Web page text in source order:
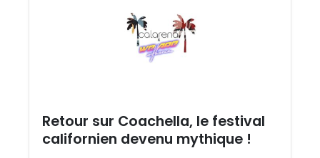
Retour sur Coachella, le festival
californien devenu mythique !